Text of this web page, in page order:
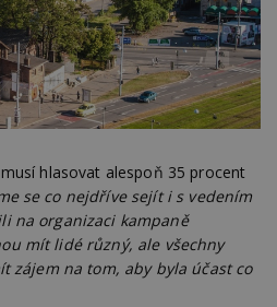
hlasovat alespoň 35 procent
se co nejdříve sejít i s vedením
na organizaci kampaně
mít lidé různý, ale všechny
zájem na tom, aby byla účast co